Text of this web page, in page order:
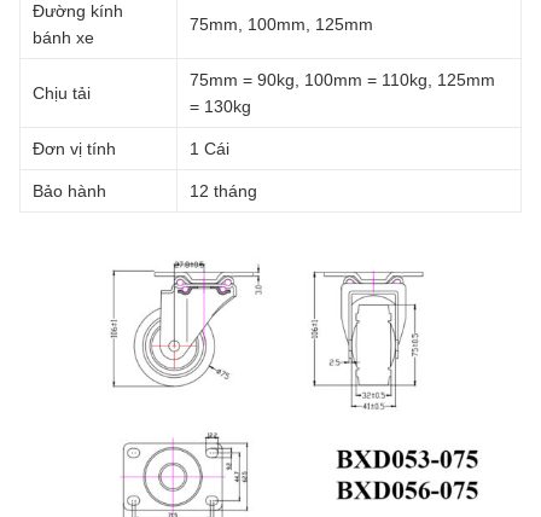
Đường kính
bánh xe
75mm, 100mm, 125mm
Chịu tải
75mm = 90kg, 100mm = 110kg, 125mm
= 130kg
Đơn vị tính 1 Cái
Bảo hành 12 tháng